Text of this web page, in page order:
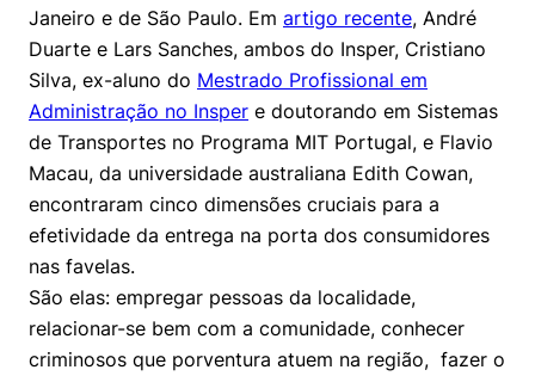
Janeiro e de São Paulo. Em artigo recente, André
Duarte e Lars Sanches, ambos do Insper, Cristiano
Silva, ex-aluno do Mestrado Profissional em
Administração no Insper e doutorando em Sistemas
de Transportes no Programa MIT Portugal, e Flavio
Macau, da universidade australiana Edith Cowan,
encontraram cinco dimensões cruciais para a
efetividade da entrega na porta dos consumidores
nas favelas.
São elas: empregar pessoas da localidade,
relacionar-se bem com a comunidade, conhecer
criminosos que porventura atuem na região, fazer o